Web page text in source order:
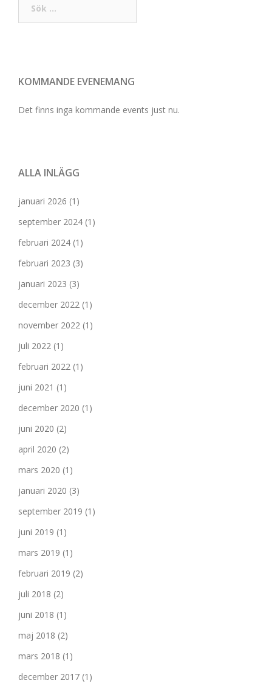
efter:
KOMMANDE EVENEMANG
Det finns inga kommande events just nu.
ALLA INLÄGG
januari 2026 (1)
september 2024 (1)
februari 2024 (1)
februari 2023 (3)
januari 2023 (3)
december 2022 (1)
november 2022 (1)
juli 2022 (1)
februari 2022 (1)
juni 2021 (1)
december 2020 (1)
juni 2020 (2)
april 2020 (2)
mars 2020 (1)
januari 2020 (3)
september 2019 (1)
juni 2019 (1)
mars 2019 (1)
februari 2019 (2)
juli 2018 (2)
juni 2018 (1)
maj 2018 (2)
mars 2018 (1)
december 2017 (1)